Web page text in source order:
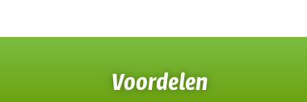
Voordelen